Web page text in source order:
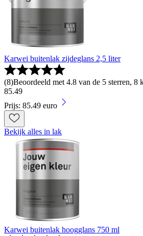
Karwei buitenlak zijdeglans 2,5 liter
(8)Beoordeeld met 4.8 van de 5 sterren, 8
85.49
Prijs: 85.49 euro
Bekijk alles in lak
Karwei buitenlak hoogglans 750 ml